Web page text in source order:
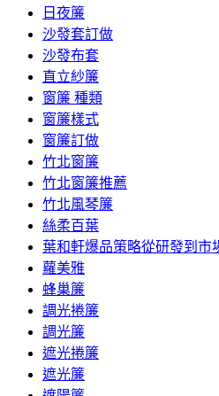
日夜簾
沙發套訂做
沙發布套
直立紗簾
窗簾 種類
窗簾樣式
窗簾訂做
竹北窗簾
竹北窗簾推薦
竹北風琴簾
絲柔百葉
葉和軒爆品策略從研發到市
蘿美雅
蜂巢簾
調光捲簾
調光簾
遮光捲簾
遮光簾